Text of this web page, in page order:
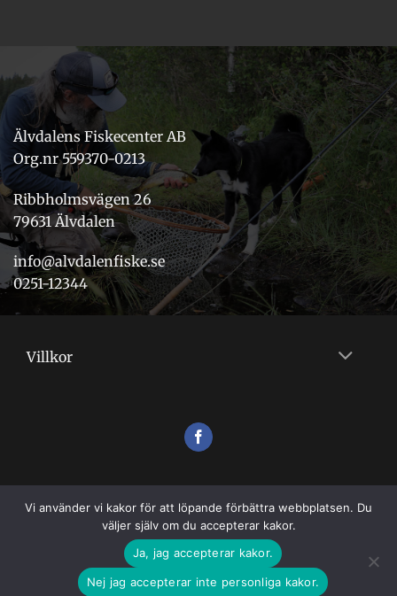
Älvdalens Fiskecenter AB
Org.nr 559370-0213
Ribbholmsvägen 26
79631 Älvdalen
info@alvdalenfiske.se
0251-12344
Villkor
VILLKOR
Vi använder vi kakor för att löpande förbättra webbplatsen. Du
väljer själv om du accepterar kakor.
Ja, jag accepterar kakor.
Nej jag accepterar inte personliga kakor.